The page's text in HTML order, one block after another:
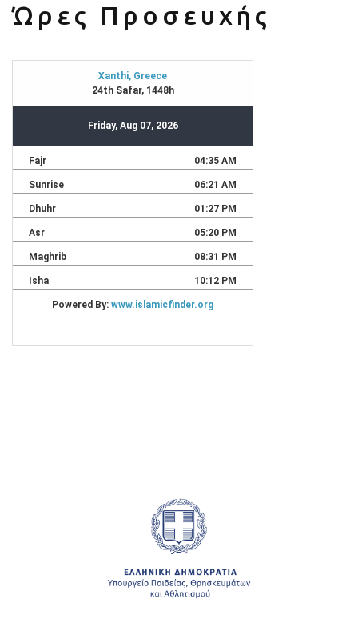
Ώρες Προσευχής